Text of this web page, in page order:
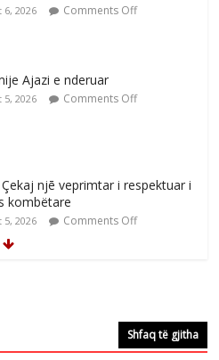
6, 2026 Comments Off
Ajazi e nderuar
5, 2026 Comments Off
njē veprimtar i respektuar i
kombëtare
5, 2026 Comments Off
në Fushë Kosovë
Comments Off
Shfaq të gjitha